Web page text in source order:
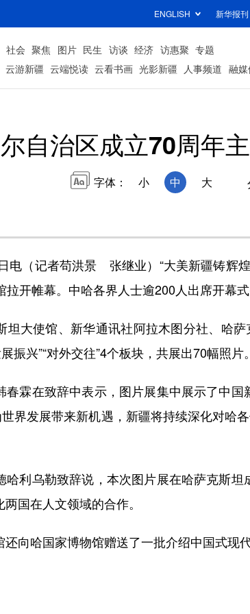
ENGLISH 新华报刊
社会 聚焦 图片 民生 访谈 经济 访惠聚 专题
云游新疆 云端悦读 云看书画 光影新疆 人事频道 融
自治区成立70周年
字体： 小 中 大
（记者苟洪景 张继业）“大美新疆铸辉
开帷幕。中哈各界人士逾200人出席开幕式
使馆、新华通讯社阿拉木图分社、哈萨
振兴”“对外交往”4个板块，共展出70幅照片。
霖在致辞中表示，图片展集中展示了中国
界发展带来新机遇，新疆将持续深化对哈
利乌勒致辞说，本次图片展在哈萨克斯坦
国在人文领域的合作。
哈国家博物馆赠送了一批介绍中国式现代